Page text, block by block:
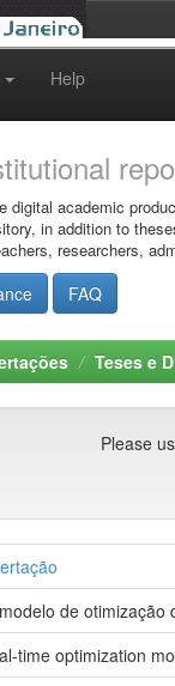
Help
digital academic
in addition to
researchers,
FAQ
Teses e
Please
de
time optimization